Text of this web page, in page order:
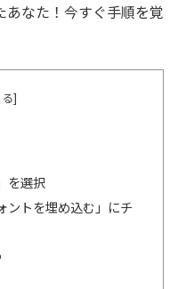
あなた！今すぐ手順を覚
を選択
ントを埋め込む」にチ